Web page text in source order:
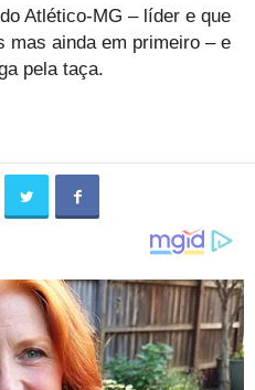
Atlético-MG – líder e que
mas ainda em primeiro – e
pela taça.